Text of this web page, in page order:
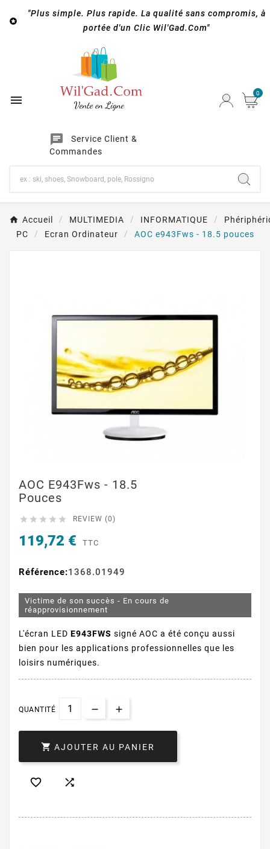

"Plus simple. Plus rapide. La qualité sans compromis, à
portée d'un Clic Wil'Gad.Com"

chat
Service Client &
Commandes
0
Accueil MULTIMEDIA INFORMATIQUE
PC
Ecran Ordinateur AOC e943Fws - 18.5 pouces
AOC E943Fws - 18.5
Pouces
     REVIEW (0)
119,72 € TTC
Référence:1368.01949
Victime de son succès - En cours de
réapprovisionnement
L'écran LED E943FWS signé AOC a été conçu aussi
bien pour les applications professionnelles que les
loisirs numériques.
QUANTITÉ
 AJOUTER AU PANIER
 